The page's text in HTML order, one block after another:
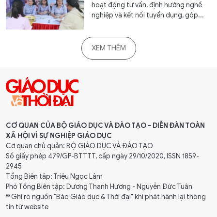
hoạt động tư vấn, định hướng nghề
nghiệp và kết nối tuyển dụng, góp...
XEM THÊM
CƠ QUAN CỦA BỘ GIÁO DỤC VÀ ĐÀO TẠO - DIỄN ĐÀN TOÀN
XÃ HỘI VÌ SỰ NGHIỆP GIÁO DỤC
Cơ quan chủ quản: BỘ GIÁO DỤC VÀ ĐÀO TẠO
Số giấy phép 479/GP-BTTTT, cấp ngày 29/10/2020, ISSN 1859-
2945
Tổng Biên tập: Triệu Ngọc Lâm
Phó Tổng Biên tập: Dương Thanh Hương - Nguyễn Đức Tuân
® Ghi rõ nguồn "Báo Giáo dục & Thời đại" khi phát hành lại thông
tin từ website